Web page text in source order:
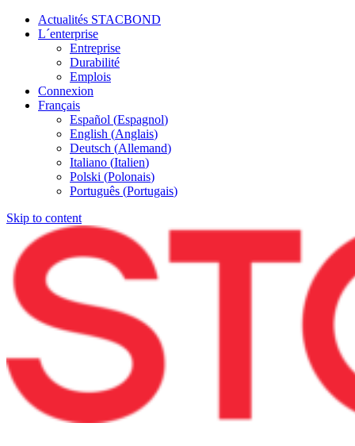
Actualités STACBOND
L´enterprise
Entreprise
Durabilité
Emplois
Connexion
Français
Español (Espagnol)
English (Anglais)
Deutsch (Allemand)
Italiano (Italien)
Polski (Polonais)
Português (Portugais)
Skip to content